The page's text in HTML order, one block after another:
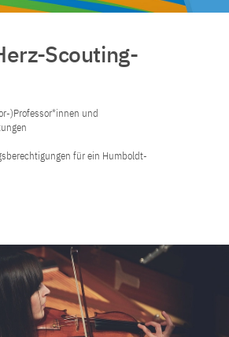
Scouting-
)Professor*innen und
für ein Humboldt-